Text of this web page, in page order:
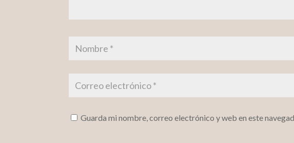
Guarda mi nombre, correo electrónico y web en este